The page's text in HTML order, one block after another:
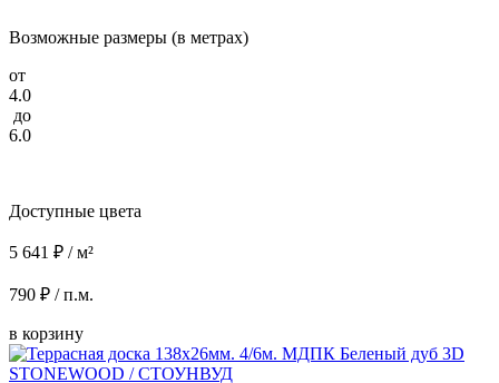
Возможные размеры (в метрах)
от
4.0
до
6.0
Доступные цвета
5 641 ₽ / м²
790 ₽ / п.м.
в корзину